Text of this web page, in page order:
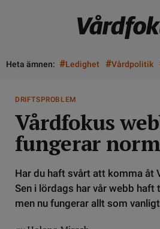
Heta ämnen: #Ledighet #Vårdpolitik
DRIFTSPROBLEM
Vårdfokus
fungerar
Har du haft svårt att komma åt
Sen i lördags har vår webb haft
men nu fungerar allt som